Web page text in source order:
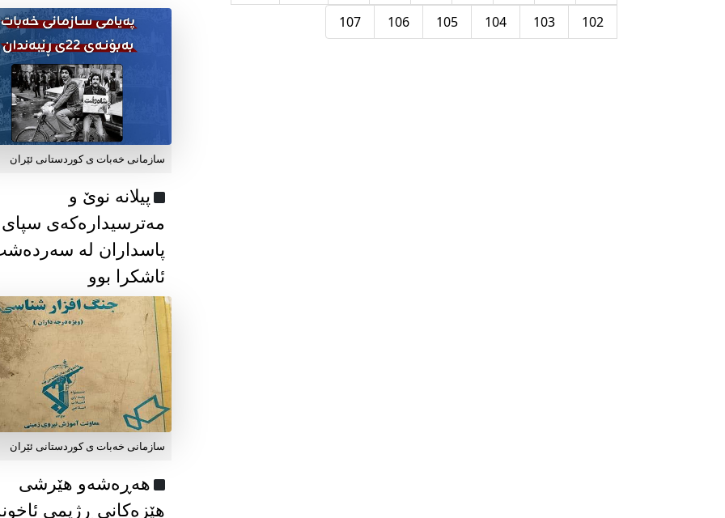
102
103
104
105
106
107
سازمانی خەبات ی كوردستانی ئێران
پیلانە نوێ و
مەترسیدارەکەی سپای
پاسداران لە
ئاشکرا بوو
سازمانی خەبات ی كوردستانی ئێران
هەڕەشەو هێرشی
هێزەکانی ڕژیمی